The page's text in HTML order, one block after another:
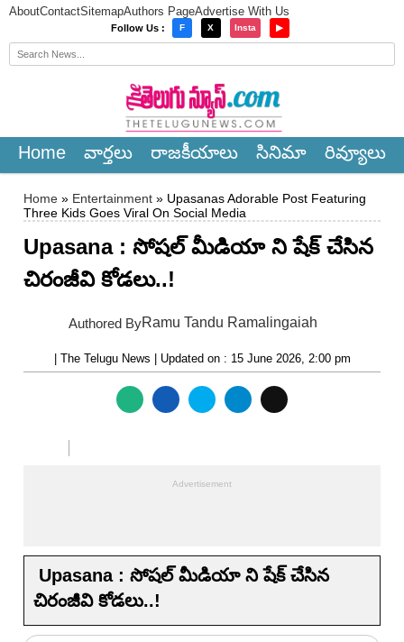
AboutContactSitemapAuthors PageAdvertise With Us
Follow Us : F X Insta ▶
Home వార్త‌లు రాజ‌కీయాలు సినిమా రివ్యూలు
Home » Entertainment » Upasanas Adorable Post Featuring
Three Kids Goes Viral On Social Media
Upasana : సోషల్ మీడియా ని షేక్ చేసిన
చిరంజీవి కోడలు..!
Authored ByRamu Tandu Ramalingaiah
| The Telugu News | Updated on : 15 June 2026, 2:00 pm
Upasana : సోషల్ మీడియా ని షేక్ చేసిన
చిరంజీవి కోడలు..!